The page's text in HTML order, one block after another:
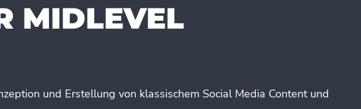
MIDLEVEL
und Erstellung von klassischem Social Media Content und